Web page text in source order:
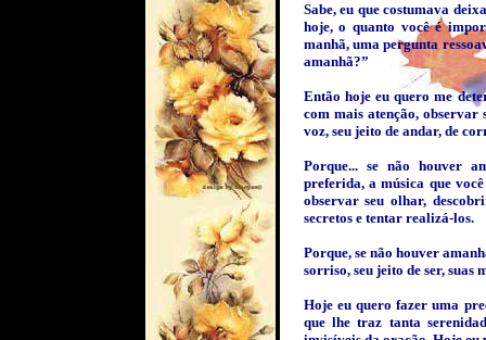
Sabe, eu que costumava
hoje, o quanto você é
manhã, uma pergunta
amanhã?”
Então hoje eu quero me
com mais atenção, observar
voz, seu jeito de andar, de
Porque... se não houver
preferida, a música que
observar seu olhar,
secretos e tentar realizá-los.
Porque, se não houver
sorriso, seu jeito de ser, suas
Hoje eu quero fazer uma
que lhe traz tanta